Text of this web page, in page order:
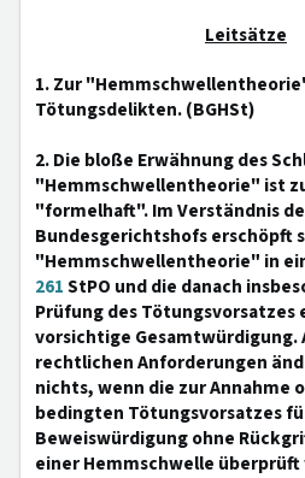
Leitsätze
1. Zur
Tötungsdelikten. (BGHSt)
2. Die bloße Erwähnung des
"Hemmschwellentheorie" ist
"formelhaft". Im Verständnis
Bundesgerichtshofs erschöpft
"Hemmschwellentheorie" in
261StPO und die danach
Prüfung des
vorsichtige Gesamtwürdigung.
rechtlichen Anforderungen
nichts, wenn die zur Annahme
bedingten Tötungsvorsatzes
Beweiswürdigung ohne
einer Hemmschwelle